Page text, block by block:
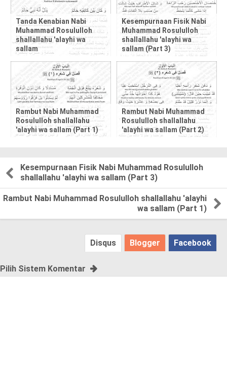
p
o
s
,
p
s
Tanda Kenabian Nabi
Muhammad Rosululloh
shallallahu 'alayhi wa
sallam
Kesempurnaan Fisik Nabi
Muhammad Rosululloh
shallallahu 'alayhi wa
sallam (Part 3)
Rambut Nabi Muhammad
Rosululloh shallallahu
'alayhi wa sallam (Part 1)
Rambut Nabi Muhammad
Rosululloh shallallahu
'alayhi wa sallam (Part 2)
Kesempurnaan Fisik Nabi Muhammad Rosululloh
shallallahu 'alayhi wa sallam (Part 3)
Rambut Nabi Muhammad Rosululloh shallallahu 'alayhi
wa sallam (Part 1)
Facebook
Blogger
Disqus
Pilih Sistem Komentar